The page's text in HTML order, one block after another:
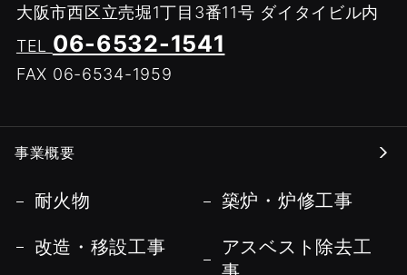
大阪市西区立売堀1丁目3番11号 ダイタイビル内
TEL 06-6532-1541
FAX 06-6534-1959
事業概要
耐火物 築炉・炉修工事
改造・移設工事
アスベスト除去工